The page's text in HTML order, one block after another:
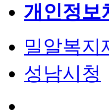
개인정보
밀알복지
성남시청